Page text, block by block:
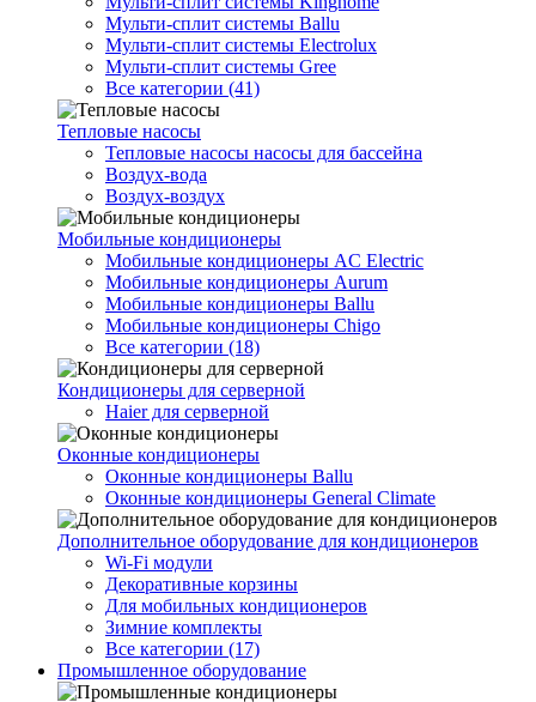
Мульти-сплит системы Ballu
Мульти-сплит системы Electrolux
Мульти-сплит системы Gree
Все категории (41)
Тепловые насосы
Тепловые насосы насосы для бассейна
Воздух-вода
Воздух-воздух
Мобильные кондиционеры
Мобильные кондиционеры AC Electric
Мобильные кондиционеры Aurum
Мобильные кондиционеры Ballu
Мобильные кондиционеры Chigo
Все категории (18)
Кондиционеры для серверной
Haier для серверной
Оконные кондиционеры
Оконные кондиционеры Ballu
Оконные кондиционеры General Climate
Дополнительное оборудование для кондиционеров
Wi-Fi модули
Декоративные корзины
Для мобильных кондиционеров
Зимние комплекты
Все категории (17)
Промышленное оборудование